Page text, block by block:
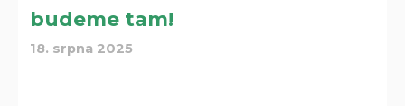
budeme tam!
18. srpna 2025